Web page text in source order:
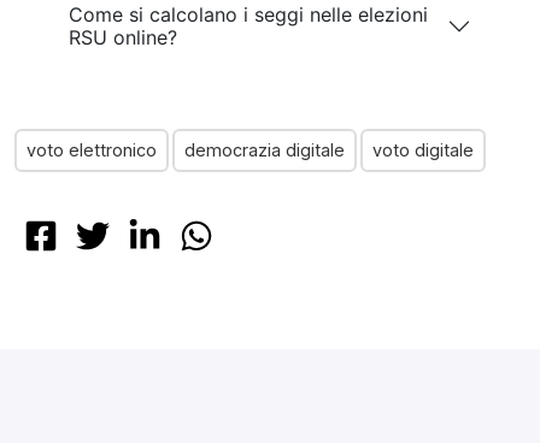
Come si calcolano i seggi nelle elezioni
RSU online?
voto elettronico democrazia digitale voto digitale